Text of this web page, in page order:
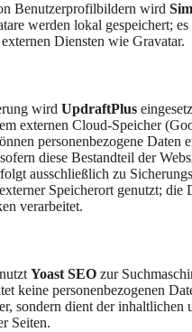
Benutzerprofilbildern wird
werden lokal gespeichert;
Diensten wie Gravatar.
wird UpdraftPlus
externen Cloud-Speicher
personenbezogene Daten
diese Bestandteil der
ausschließlich zu
Speicherort genutzt; die
verarbeitet.
Yoast SEO zur
keine personenbezogenen
sondern dient der inhaltlichen
Seiten.